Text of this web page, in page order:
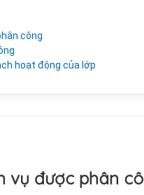
công
hoạt động của lớp
vụ được phân